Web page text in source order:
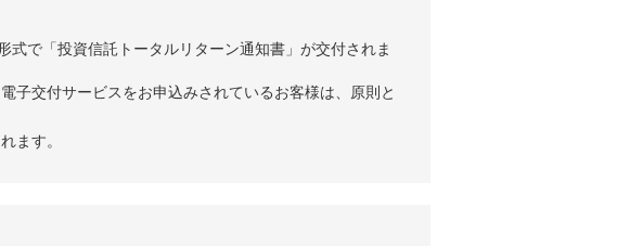
で「投資信託トータルリターン通知書」が交付されま
電子交付サービスをお申込みされているお客様は、原則と
ます。